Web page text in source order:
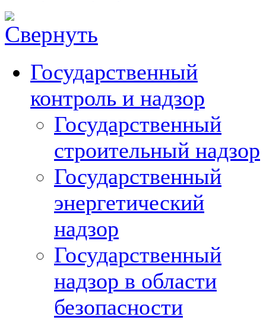
Государственный
контроль и надзор
Государственный
строительный надзор
Государственный
энергетический
надзор
Государственный
надзор в области
безопасности